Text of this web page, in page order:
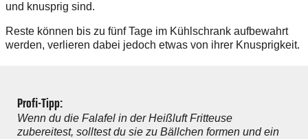
und knusprig sind.
Reste können bis zu fünf Tage im Kühlschrank aufbewahrt
werden, verlieren dabei jedoch etwas von ihrer Knusprigkeit.
Profi-Tipp:
Wenn du die Falafel in der Heißluft Fritteuse
zubereitest, solltest du sie zu Bällchen formen und ein